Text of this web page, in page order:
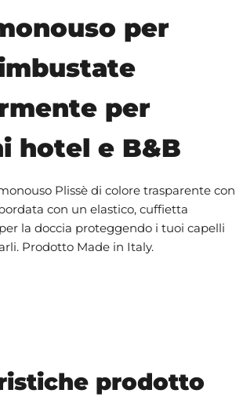
per
per
hotel e B&B
Plissè di colore trasparente con
con un elastico, cuffietta
la doccia proteggendo i tuoi capelli
Prodotto Made in Italy.
prodotto